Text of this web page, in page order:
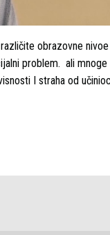
obrazovne
problem. ali
I straha od